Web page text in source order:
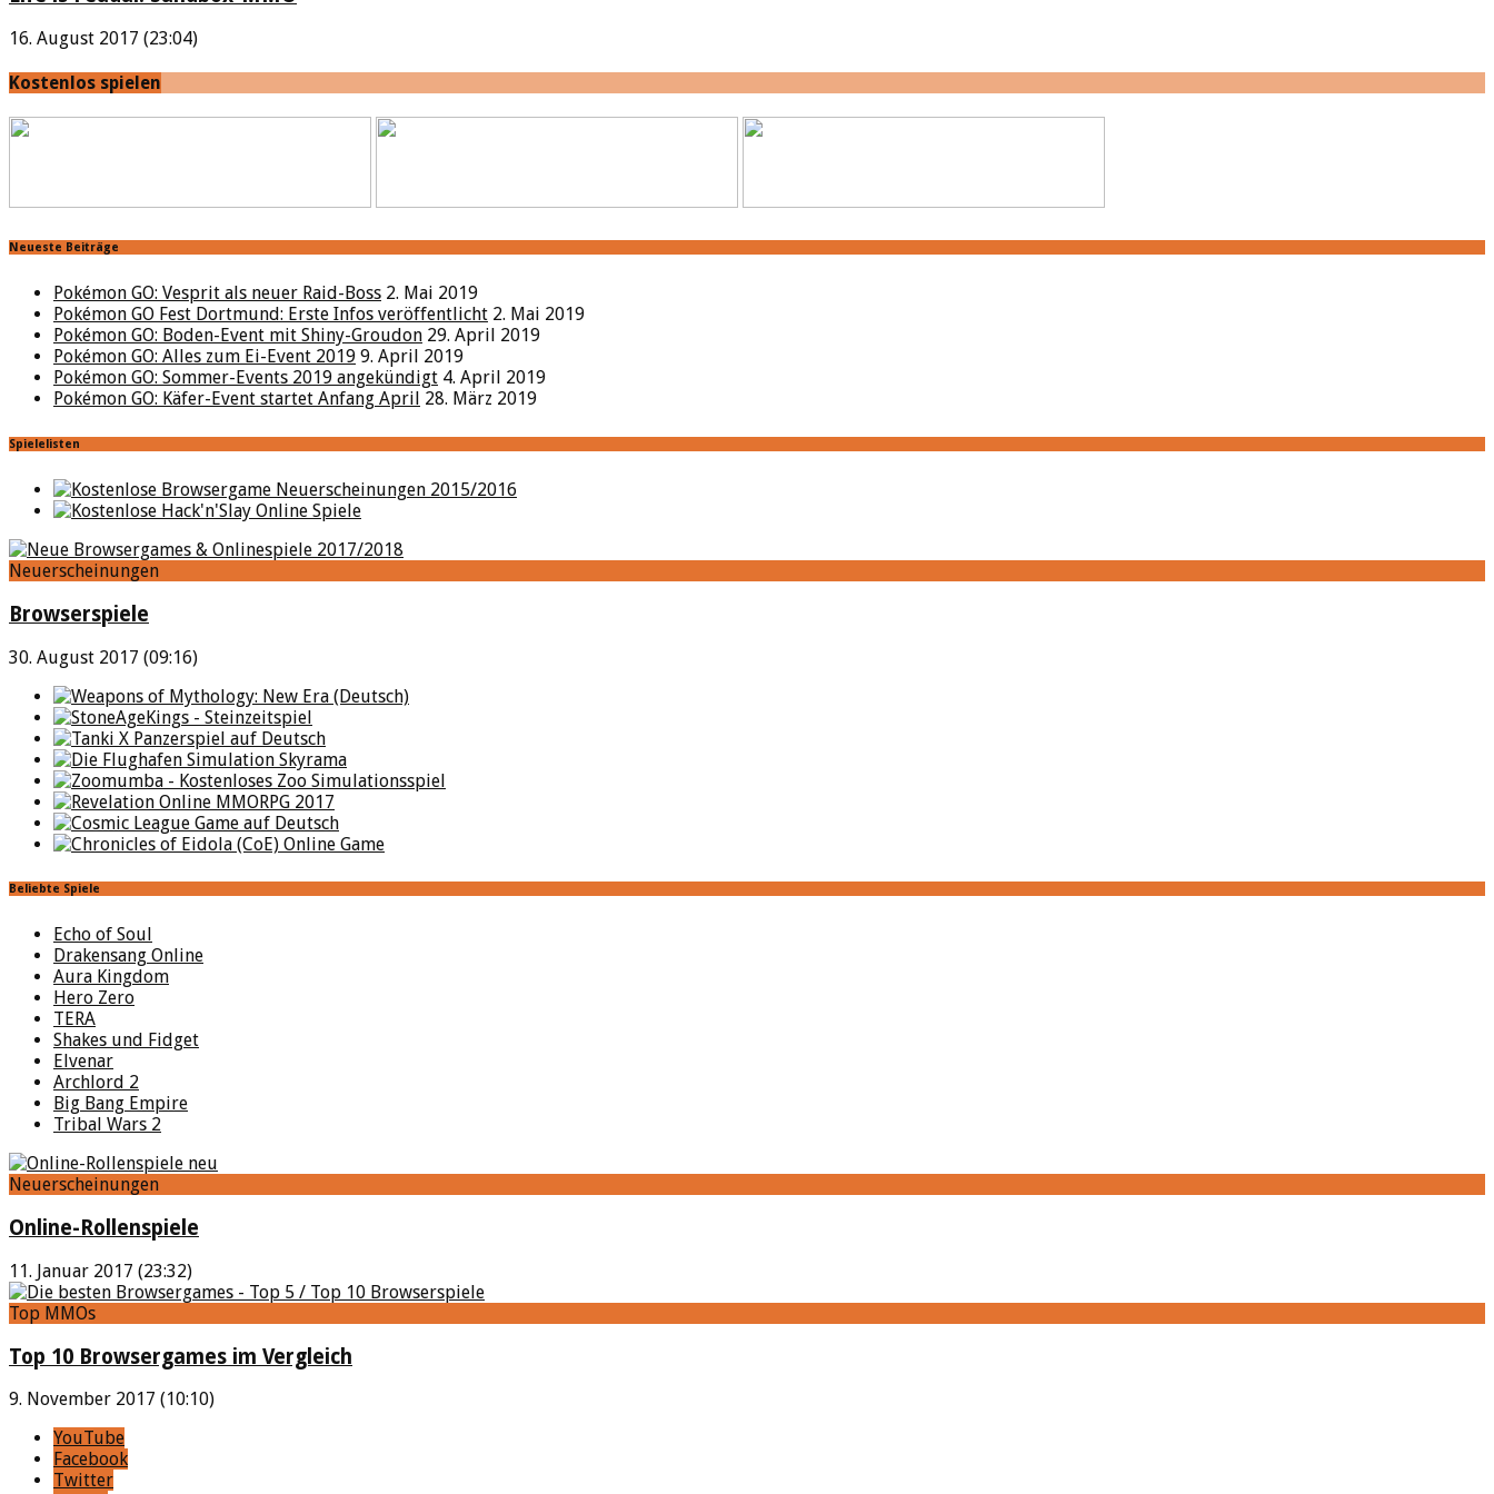
16. August 2017 (23:04)
Kostenlos spielen
Neueste Beiträge
Pokémon GO: Vesprit als neuer Raid-Boss 2. Mai 2019
Pokémon GO Fest Dortmund: Erste Infos veröffentlicht 2. Mai 2019
Pokémon GO: Boden-Event mit Shiny-Groudon 29. April 2019
Pokémon GO: Alles zum Ei-Event 2019 9. April 2019
Pokémon GO: Sommer-Events 2019 angekündigt 4. April 2019
Pokémon GO: Käfer-Event startet Anfang April 28. März 2019
Spielelisten
Neuerscheinungen
Browserspiele
30. August 2017 (09:16)
Beliebte Spiele
Echo of Soul
Drakensang Online
Aura Kingdom
Hero Zero
TERA
Shakes und Fidget
Elvenar
Archlord 2
Big Bang Empire
Tribal Wars 2
Neuerscheinungen
Online-Rollenspiele
11. Januar 2017 (23:32)
Top MMOs
Top 10 Browsergames im Vergleich
9. November 2017 (10:10)
YouTube
Facebook
Twitter